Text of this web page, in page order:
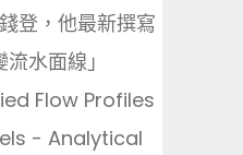
登，他最新撰寫
水面線」
Flow Profiles
- Analytical